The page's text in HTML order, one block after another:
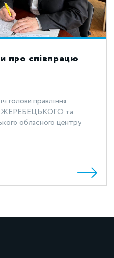
про співпрацю
голови правління
ЖЕРЕБЕЦЬКОГО та
обласного центру